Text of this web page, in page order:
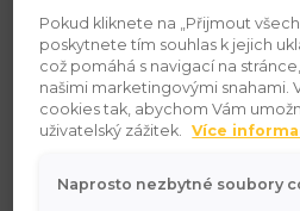
SUV, které spojuje výrazný
pohodlí pro každodenní i delší
Design & vzhled
Nový T-Roc působí robustněji i
vyhraněnými liniemi, atletickými
Pokud kliknete na „Přijmout
poskytnete tím souhlas k jejich
což pomáhá s navigací na
našimi marketingovými snahami.
cookies tak, abychom Vám
uživatelský zážitek.
Více
Naprosto nezbytné soubory